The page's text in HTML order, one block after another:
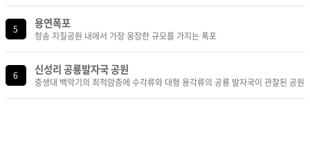
5 용연폭포
청송 지질공원 내에서 가장 웅장한 규모를 가지는 폭포
6 신성리 공룡발자국 공원
중생대 백악기의 최적암층에 수각류와 대형 용각류의 공룡 발자국이 관찰된 공원